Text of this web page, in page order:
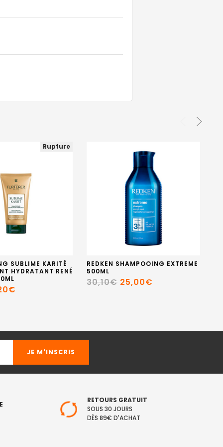
Rupture
SUBLIME KARITÉ
HYDRATANT RENÉ
REDKEN SHAMPOOING EXTREME
500ML
30,10€ 25,00€
RETOURS GRATUIT
SOUS 30 JOURS
DÈS 89€ D'ACHAT